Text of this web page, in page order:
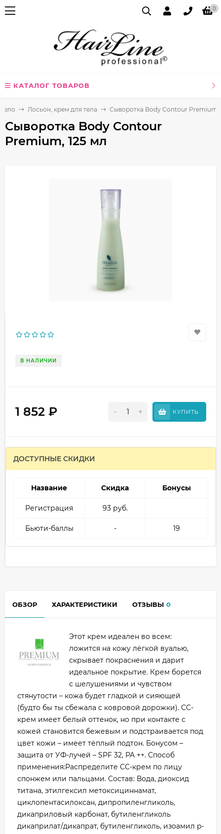
0
КАТАЛОГ ТОВАРОВ
Тело Лосьон, крем для тела Сыворотка Body Contour Premium,
Сыворотка Body Contour
Premium, 125 мл
В НАЛИЧИИ
1 852 ₽ - + КУПИТЬ
ДОСТУПНЫЕ СКИДКИ
Название Скидка Бонусы
Регистрация 93 руб.
Бьюти-баллы - 19
ОБЗОР ХАРАКТЕРИСТИКИ ОТЗЫВЫ 0
Этот крем идеален во всем:
ложится на кожу лёгкой вуалью,
скрывает покраснения и дарит
идеальное покрытие. Крем борется
с шелушениями и чувством
стянутости – кожа будет гладкой и сияющей
(будто бы ты сбежала с ковровой дорожки). CC-
крем имеет белый оттенок, но при контакте с
кожей становится бежевым и подстраивается под
цвет кожи – имеет тёплый подтон. Бонусом –
защита от УФ-лучей – SPF 32, PA ++. Способ
применения:Распределите СС-крем по лицу
спонжем или пальцами. Состав: Вода, диоксид
титана, этилгексил метоксициннамат,
циклопентасилоксан, дипропиленгликоль,
дикаприловый карбонат, бутиленгликоль
дикаприлат/дикапрат, бутиленгликоль, изоамил p-